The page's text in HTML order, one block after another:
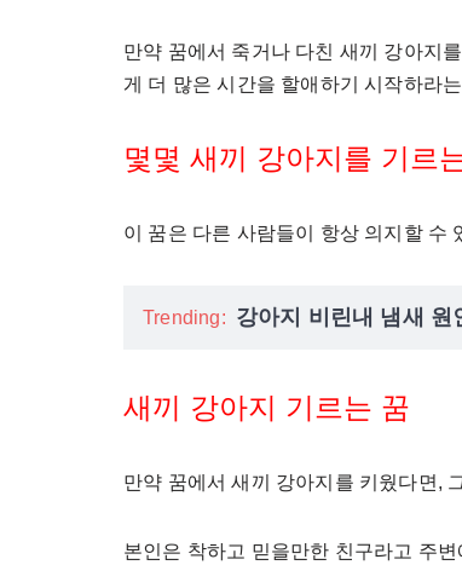
만약 꿈에서 죽거나 다친 새끼 강아지
게 더 많은 시간을 할애하기 시작하라
몇몇 새끼 강아지를 기르
이 꿈은 다른 사람들이 항상 의지할 수
Trending: 강아지 비린내 냄새 원
새끼 강아지 기르는 꿈
만약 꿈에서 새끼 강아지를 키웠다면,
본인은 착하고 믿을만한 친구라고 주